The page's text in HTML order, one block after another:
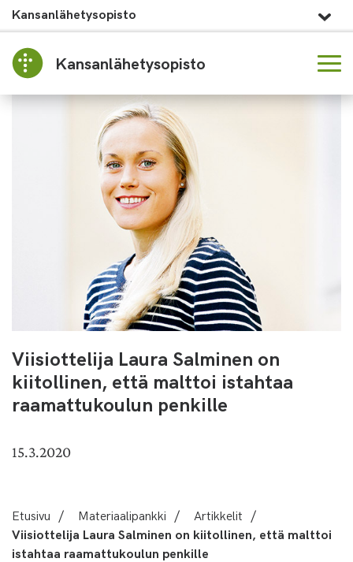
Kansanlähetysopisto
Kansanlähetysopisto
Viisiottelija Laura Salminen on
kiitollinen, että malttoi istahtaa
raamattukoulun penkille
15.3.2020
Etusivu / Materiaalipankki / Artikkelit /
Viisiottelija Laura Salminen on kiitollinen, että malttoi
istahtaa raamattukoulun penkille